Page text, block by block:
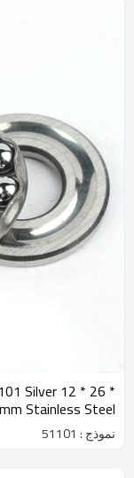
Silver 12 * 26 *
Stainless Steel
نموذج : 51101